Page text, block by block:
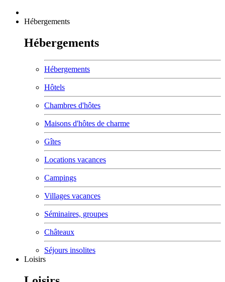
Hébergements
Hébergements
Hébergements
Hôtels
Chambres d'hôtes
Maisons d'hôtes de charme
Gîtes
Locations vacances
Campings
Villages vacances
Séminaires, groupes
Châteaux
Séjours insolites
Loisirs